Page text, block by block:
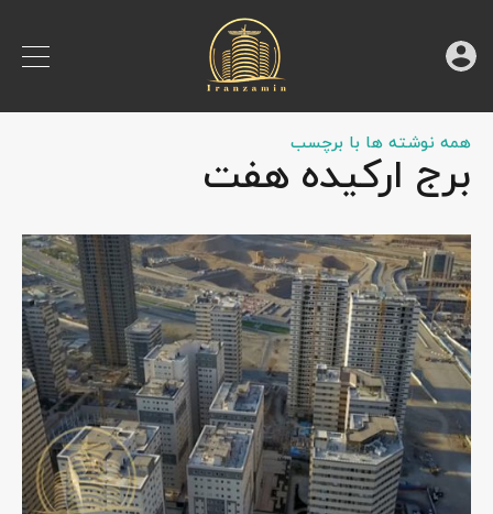
همه نوشته ها با برچسب
برج ارکیده هفت